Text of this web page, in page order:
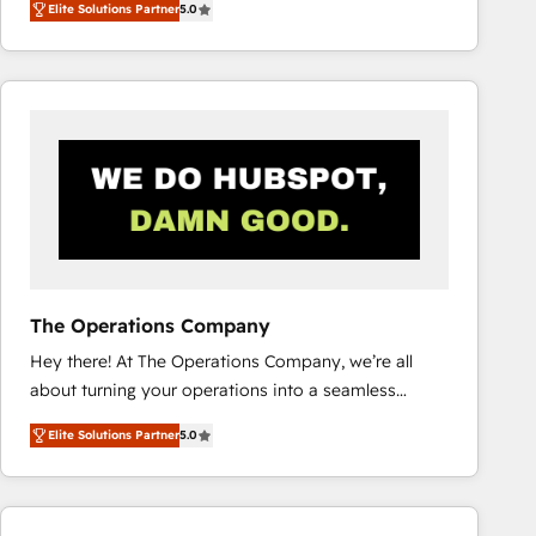
system environments and global SaaS or
manufacturing teams. Trusted by leading enterprises
and fast growing scale ups including Sony, Rapyd,
Design Automation and Uptive. 📊 RevOps & data
architecture 🔗 CRM migrations & End to end
integrations 🤖 AI workflows & enrichment 📘 Team
enablement & company-wide adoption We create
Elite Solutions Partner5.0
The Operations Company
Hey there! At The Operations Company, we’re all
about turning your operations into a seamless
experience that powers real results. We specialize in
transforming complex systems into efficient,
scalable solutions that work across your entire
organization. We’re a unique blend of deep HubSpot
Elite Solutions Partner5.0